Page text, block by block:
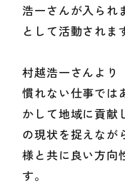
浩一さんが入られ
として活動されま
村越浩一さんより
慣れない仕事では
かして地域に貢献
の現状を捉えなが
様と共に良い方向
す。